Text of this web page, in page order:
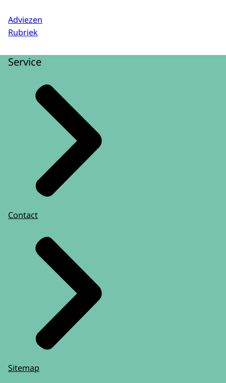
Adviezen
Rubriek
Service
Contact
Sitemap